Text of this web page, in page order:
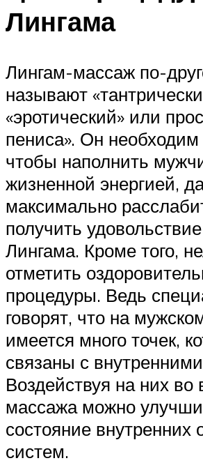
Лингама
Лингам-массаж по-
называют
«эротический» или
пениса». Он необходим
чтобы наполнить
жизненной энергией,
максимально
получить
Лингама. Кроме того,
отметить
процедуры. Ведь
говорят, что на
имеется много точек,
связаны с
Воздействуя на них во
массажа можно
состояние внутренних
систем.